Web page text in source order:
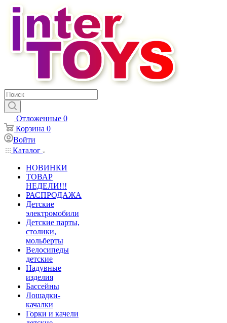
Отложенные 0
Корзина 0
Войти
Каталог
НОВИНКИ
ТОВАР
НЕДЕЛИ!!!
РАСПРОДАЖА
Детские
электромобили
Детские парты,
столики,
мольберты
Велосипеды
детские
Надувные
изделия
Бассейны
Лошадки-
качалки
Горки и качели